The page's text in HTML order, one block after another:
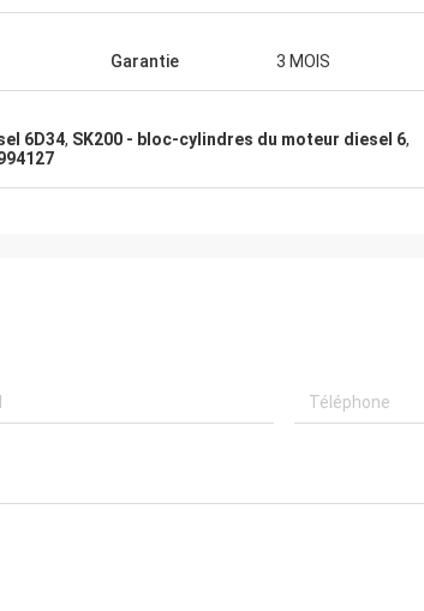
Garantie 3 MOIS
6D34, SK200 - bloc-cylindres du moteur diesel 6,